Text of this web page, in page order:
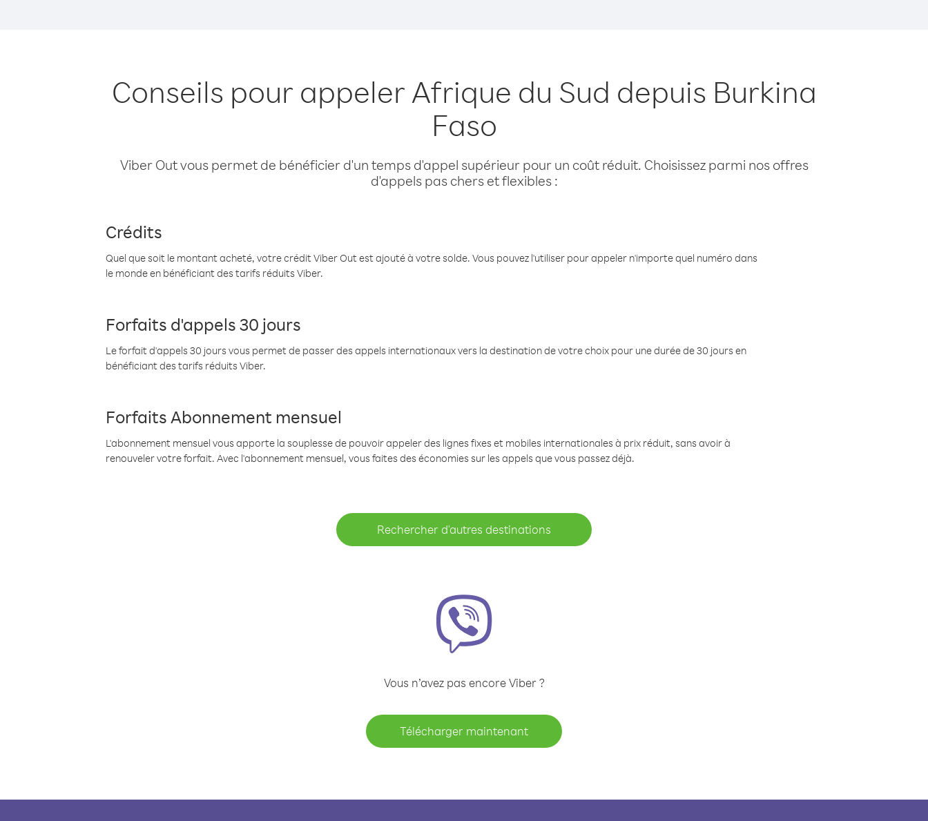
Conseils pour appeler Afrique du Sud depuis Burkina
Faso
Viber Out vous permet de bénéficier d'un temps d'appel supérieur pour un coût réduit. Choisissez parmi nos offres
d'appels pas chers et flexibles :
Crédits
Quel que soit le montant acheté, votre crédit Viber Out est ajouté à votre solde. Vous pouvez l'utiliser pour appeler n'importe quel numéro dans
le monde en bénéficiant des tarifs réduits Viber.
Forfaits d'appels 30 jours
Le forfait d'appels 30 jours vous permet de passer des appels internationaux vers la destination de votre choix pour une durée de 30 jours en
bénéficiant des tarifs réduits Viber.
Forfaits Abonnement mensuel
L'abonnement mensuel vous apporte la souplesse de pouvoir appeler des lignes fixes et mobiles internationales à prix réduit, sans avoir à
renouveler votre forfait. Avec l'abonnement mensuel, vous faites des économies sur les appels que vous passez déjà.
Rechercher d'autres destinations
Vous n’avez pas encore Viber ?
Télécharger maintenant